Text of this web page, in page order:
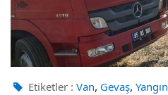
Etiketler : Van, Gevaş, Yangın